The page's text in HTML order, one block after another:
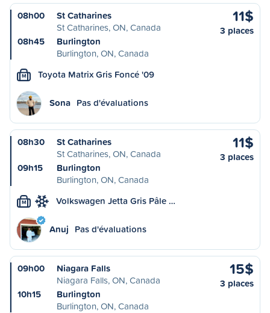
08h00
St Catharines
St Catharines, ON, Canada
08h45
Burlington
Burlington, ON, Canada
11$
3 places
M Toyota Matrix Gris Foncé '09
Sona Pas d'évaluations
08h30
St Catharines
St Catharines, ON, Canada
09h15
Burlington
Burlington, ON, Canada
11$
3 places
M Volkswagen Jetta Gris Pâle …
Anuj Pas d'évaluations
09h00
Niagara Falls
Niagara Falls, ON, Canada
10h15
Burlington
Burlington, ON, Canada
15$
3 places